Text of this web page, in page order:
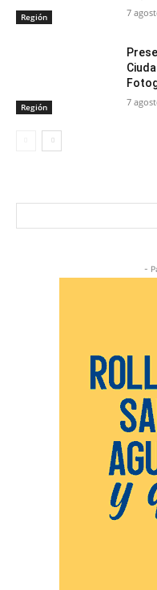
Región 7
Región 7
-